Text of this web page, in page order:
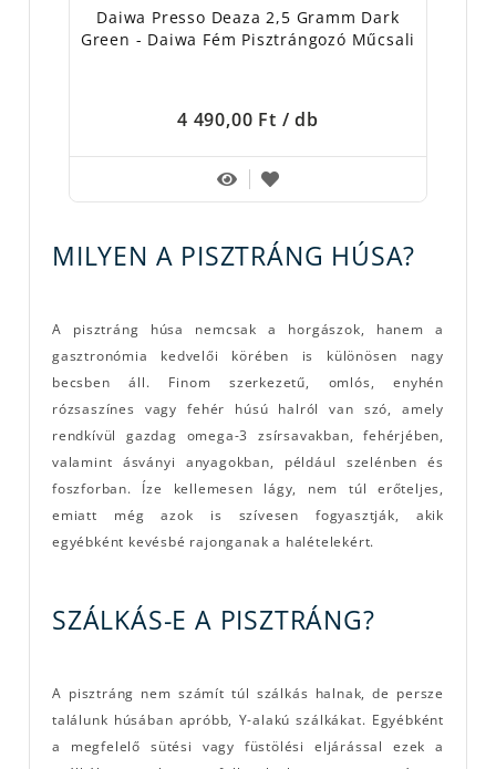
Daiwa Presso Deaza 2,5 Gramm Dark
Green - Daiwa Fém Pisztrángozó Műcsali
4 490,00 Ft / db
MILYEN A PISZTRÁNG HÚSA?
A pisztráng húsa nemcsak a horgászok, hanem a
gasztronómia kedvelői körében is különösen nagy
becsben áll. Finom szerkezetű, omlós, enyhén
rózsaszínes vagy fehér húsú halról van szó, amely
rendkívül gazdag omega-3 zsírsavakban, fehérjében,
valamint ásványi anyagokban, például szelénben és
foszforban. Íze kellemesen lágy, nem túl erőteljes,
emiatt még azok is szívesen fogyasztják, akik
egyébként kevésbé rajonganak a halételekért.
SZÁLKÁS-E A PISZTRÁNG?
A pisztráng nem számít túl szálkás halnak, de persze
találunk húsában apróbb, Y-alakú szálkákat. Egyébként
a megfelelő sütési vagy füstölési eljárással ezek a